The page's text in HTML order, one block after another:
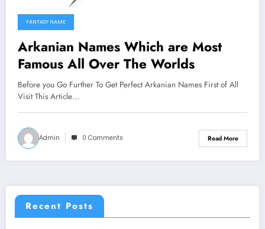
FANTASY NAME
Arkanian Names Which are Most
Famous All Over The Worlds
Before you Go Further To Get Perfect Arkanian Names First of All
Visit This Article…
Admin 0 Comments Read More
Recent Posts